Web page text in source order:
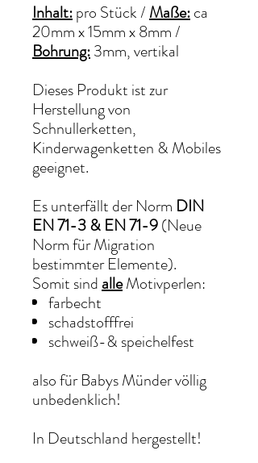
Inhalt:pro Stück /Maße:ca
20mm x 15mm x 8mm /
Bohrung:3mm, vertikal
Dieses Produkt ist zur
Herstellung von
Schnullerketten,
Kinderwagenketten & Mobiles
geeignet.
Es unterfällt der Norm DIN
EN 71-3 & EN 71-9(Neue
Norm für Migration
bestimmter Elemente).
Somit sindalleMotivperlen:
farbecht
schadstofffrei
schweiß-& speichelfest
also für Babys Münder völlig
unbedenklich!
In Deutschland hergestellt!